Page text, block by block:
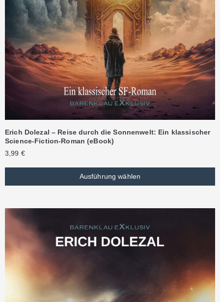
Erich Dolezal – Reise durch die Sonnenwelt: Ein klassischer
Science-Fiction-Roman (eBook)
3,99 €
Ausführung wählen